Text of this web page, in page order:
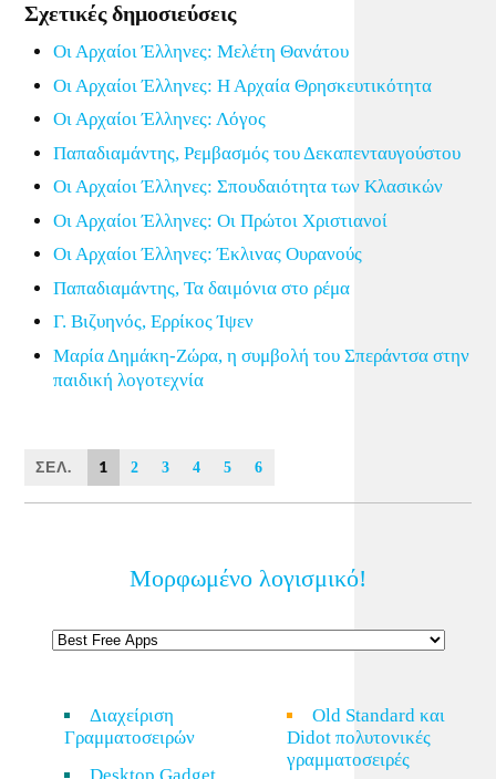
Σχετικές δημοσιεύσεις
Οι Αρχαίοι Έλληνες: Μελέτη Θανάτου
Οι Αρχαίοι Έλληνες: Η Αρχαία Θρησκευτικότητα
Οι Αρχαίοι Έλληνες: Λόγος
Παπαδιαμάντης, Ρεμβασμός του Δεκαπενταυγούστου
Οι Αρχαίοι Έλληνες: Σπουδαιότητα των Κλασικών
Οι Αρχαίοι Έλληνες: Οι Πρώτοι Χριστιανοί
Οι Αρχαίοι Έλληνες: Έκλινας Ουρανούς
Παπαδιαμάντης, Τα δαιμόνια στο ρέμα
Γ. Βιζυηνός, Ερρίκος Ίψεν
Μαρία Δημάκη-Ζώρα, η συμβολή του Σπεράντσα στην
παιδική λογοτεχνία
ΣΕΛ. 1 2 3 4 5 6
Μορφωμένο λογισμικό!
Διαχείριση
Γραμματοσειρών
Desktop Gadget
Old Standard και
Didot πολυτονικές
γραμματοσειρές